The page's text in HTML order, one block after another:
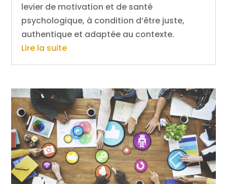
levier de motivation et de santé
psychologique, à condition d’être juste,
authentique et adaptée au contexte.
Lire la suite